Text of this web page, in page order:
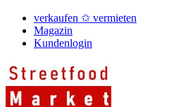
verkaufen ✩ vermieten
Magazin
Kundenlogin